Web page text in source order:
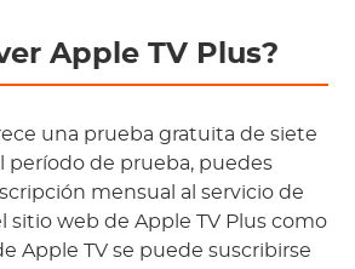
Apple TV Plus?
una prueba gratuita de siete
período de prueba, puedes
mensual al servicio de
sitio web de Apple TV Plus como
Apple TV se puede suscribirse